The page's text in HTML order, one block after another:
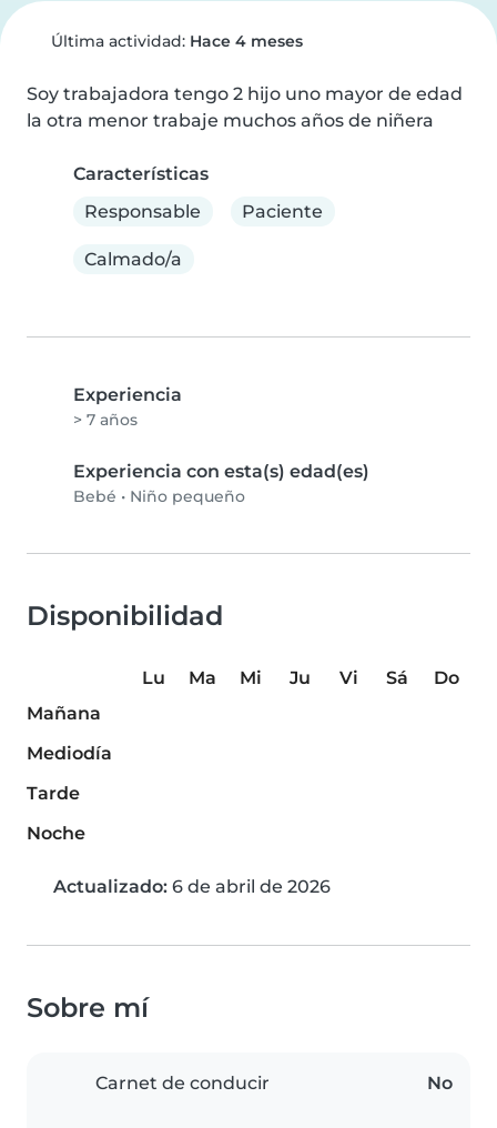
Última actividad: Hace 4 meses
Soy trabajadora tengo 2 hijo uno mayor de edad
la otra menor trabaje muchos años de niñera
Características
Responsable
Paciente
Calmado/a
Experiencia
> 7 años
Experiencia con esta(s) edad(es)
Bebé • Niño pequeño
Disponibilidad
Lu Ma Mi Ju Vi Sá
Do
Mañana
Mediodía
Tarde
Noche
Actualizado: 6 de abril de 2026
Sobre mí
Carnet de conducir No